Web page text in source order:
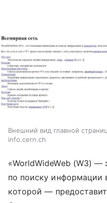
Внешний вид главной
info.cern.ch
«WorldWideWeb (W3) —
по поиску информации
которой—